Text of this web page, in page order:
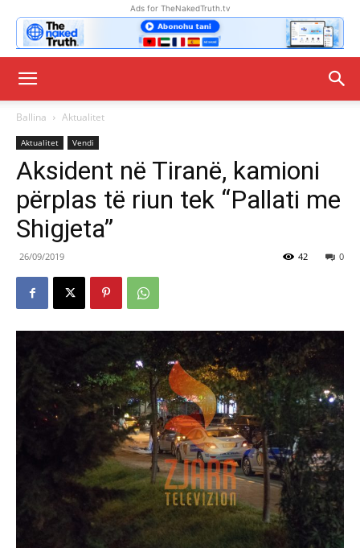
Ads for TheNakedTruth.tv
Ballina Aktualitet
Aktualitet Vendi
Aksident në Tiranë, kamioni
përplas të riun tek “Pallati me
Shigjeta”
26/09/2019 0
42